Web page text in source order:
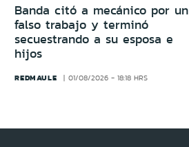
Banda citó a mecánico por un
falso trabajo y terminó
secuestrando a su esposa e
hijos
REDMAULE 01/08/2026 - 18:18 HRS